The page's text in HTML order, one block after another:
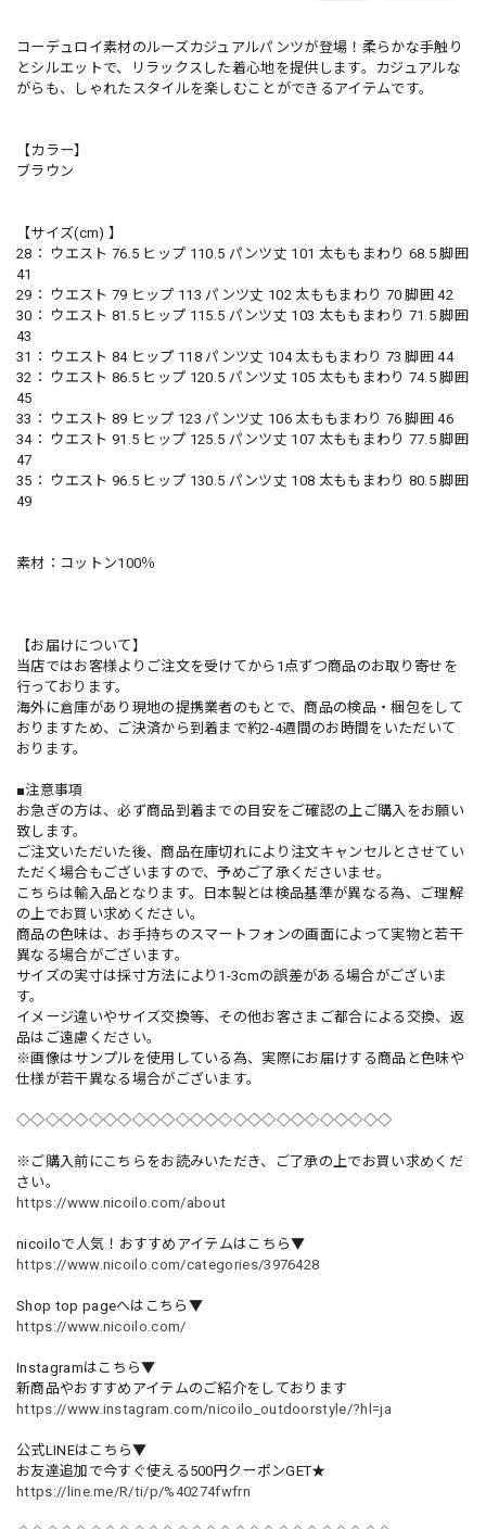
コーデュロイ素材のルーズカジュアルパンツが登場！柔らかな手触り
とシルエットで、リラックスした着心地を提供します。カジュアルな
がらも、しゃれたスタイルを楽しむことができるアイテムです。
【カラー】
ブラウン
【サイズ(cm) 】
28： ウエスト 76.5 ヒップ 110.5 パンツ丈 101 太ももまわり 68.5 脚囲
41
29： ウエスト 79 ヒップ 113 パンツ丈 102 太ももまわり 70 脚囲 42
30： ウエスト 81.5 ヒップ 115.5 パンツ丈 103 太ももまわり 71.5 脚囲
43
31： ウエスト 84 ヒップ 118 パンツ丈 104 太ももまわり 73 脚囲 44
32： ウエスト 86.5 ヒップ 120.5 パンツ丈 105 太ももまわり 74.5 脚囲
45
33： ウエスト 89 ヒップ 123 パンツ丈 106 太ももまわり 76 脚囲 46
34： ウエスト 91.5 ヒップ 125.5 パンツ丈 107 太ももまわり 77.5 脚囲
47
35： ウエスト 96.5 ヒップ 130.5 パンツ丈 108 太ももまわり 80.5 脚囲
49
素材：コットン100％
【お届けについて】
当店ではお客様よりご注文を受けてから1点ずつ商品のお取り寄せを
行っております。
海外に倉庫があり現地の提携業者のもとで、商品の検品・梱包をして
おりますため、ご決済から到着まで約2-4週間のお時間をいただいて
おります。
■注意事項
お急ぎの方は、必ず商品到着までの目安をご確認の上ご購入をお願い
致します。
ご注文いただいた後、商品在庫切れにより注文キャンセルとさせてい
ただく場合もございますので、予めご了承くださいませ。
こちらは輸入品となります。日本製とは検品基準が異なる為、ご理解
の上でお買い求めください。
商品の色味は、お手持ちのスマートフォンの画面によって実物と若干
異なる場合がございます。
サイズの実寸は採寸方法により1-3cmの誤差がある場合がございま
す。
イメージ違いやサイズ交換等、その他お客さまご都合による交換、返
品はご遠慮ください。
※画像はサンプルを使用している為、実際にお届けする商品と色味や
仕様が若干異なる場合がございます。
◇◇◇◇◇◇◇◇◇◇◇◇◇◇◇◇◇◇◇◇◇◇◇◇◇◇
※ご購入前にこちらをお読みいただき、ご了承の上でお買い求めくだ
さい。
https://www.nicoilo.com/about
nicoiloで人気！おすすめアイテムはこちら▼
https://www.nicoilo.com/categories/3976428
Shop top pageへはこちら▼
https://www.nicoilo.com/
Instagramはこちら▼
新商品やおすすめアイテムのご紹介をしております
https://www.instagram.com/nicoilo_outdoorstyle/?hl=ja
公式LINEはこちら▼
お友達追加で今すぐ使える500円クーポンGET★
https://line.me/R/ti/p/%40274fwfrn